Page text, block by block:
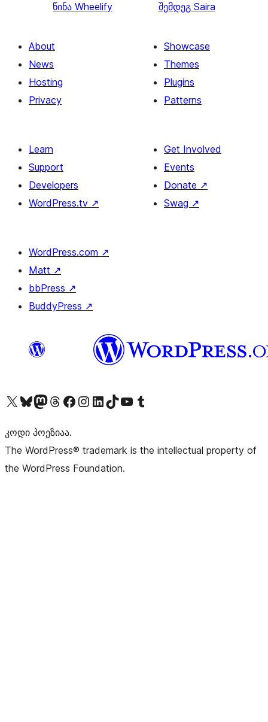
წინა Wheelify შემდეგ Saira
About
News
Hosting
Privacy
Showcase
Themes
Plugins
Patterns
Learn
Support
Developers
WordPress.tv ↗
Get Involved
Events
Donate ↗
Swag ↗
WordPress.com ↗
Matt ↗
bbPress ↗
BuddyPress ↗
Visit our X (formerly Twitter) account
Visit our Bluesky account
Visit our Mastodon account
Visit our Threads account
Visit our Facebook pageVisit our Instagram account
Visit our LinkedIn account
Visit our TikTok account
Visit our YouTube channel
Visit our Tumblr account
კოდი პოეზიაა.
The WordPress® trademark is the intellectual property of
the WordPress Foundation.